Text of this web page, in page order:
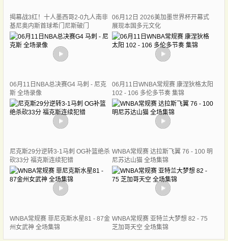
揭幕战3红！十人墨西哥2-0九人南非
基尼奥内斯首球希门尼斯破门
06月12日 2026美加墨世界杯开幕式
展现本国多元文化
06月11日NBA总决赛G4 马刺 - 尼克
斯 全场录像
06月11日WNBA常规赛 康涅狄格太阳
102 - 106 多伦多节奏 集锦
尼克斯29分逆转3-1马刺 OG补篮绝杀
砍33分 福克斯连续犯错
WNBA常规赛 达拉斯飞翼 76 - 100 明
尼苏达山猫 全场集锦
WNBA常规赛 菲尼克斯水星81 - 87金
州女武神 全场集锦
WNBA常规赛 亚特兰大梦想 82 - 75
芝加哥天空 全场集锦